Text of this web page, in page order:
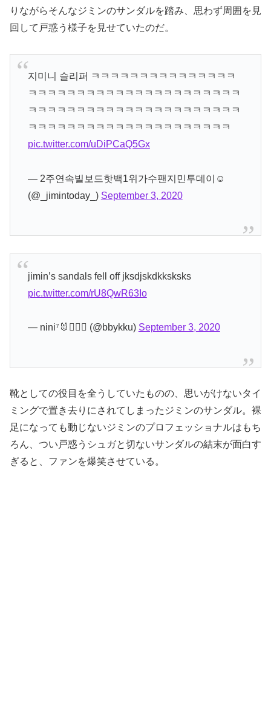
りながらそんなジミンのサンダルを踏み、思わず周囲を見
回して戸惑う様子を見せていたのだ。
지미니 슬리퍼 ㅋㅋㅋㅋㅋㅋㅋㅋㅋㅋㅋㅋㅋㅋㅋ
ㅋㅋㅋㅋㅋㅋㅋㅋㅋㅋㅋㅋㅋㅋㅋㅋㅋㅋㅋㅋㅋㅋ
ㅋㅋㅋㅋㅋㅋㅋㅋㅋㅋㅋㅋㅋㅋㅋㅋㅋㅋㅋㅋㅋㅋ
ㅋㅋㅋㅋㅋㅋㅋㅋㅋㅋㅋㅋㅋㅋㅋㅋㅋㅋㅋㅋㅋ
pic.twitter.com/uDiPCaQ5Gx
— 2주연속빌보드핫백1위가수팬지민투데이☺️
(@_jimintoday_) September 3, 2020
jimin’s sandals fell off jksdjskdkksksks
pic.twitter.com/rU8QwR63Io
— nini⁷🐰🧚🏼‍♂️ (@bbykku) September 3, 2020
靴としての役目を全うしていたものの、思いがけないタイ
ミングで置き去りにされてしまったジミンのサンダル。裸
足になっても動じないジミンのプロフェッショナルはもち
ろん、つい戸惑うシュガと切ないサンダルの結末が面白す
ぎると、ファンを爆笑させている。